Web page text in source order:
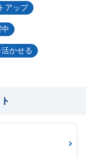
アップ
かせる